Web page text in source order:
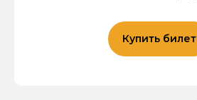
Купить билет